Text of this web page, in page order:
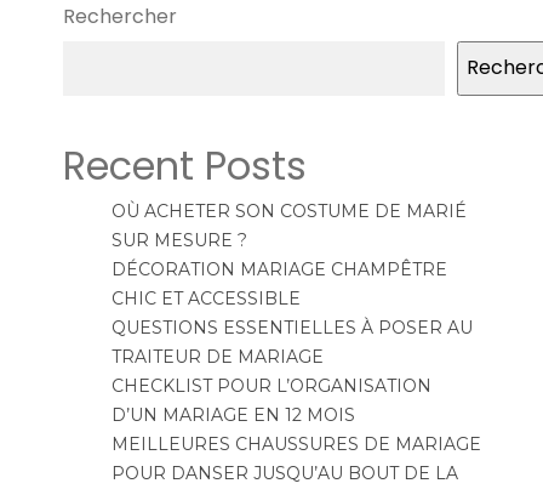
Rechercher
Recent Posts
OÙ ACHETER SON COSTUME DE MARIÉ
SUR MESURE ?
DÉCORATION MARIAGE CHAMPÊTRE
CHIC ET ACCESSIBLE
QUESTIONS ESSENTIELLES À POSER AU
TRAITEUR DE MARIAGE
CHECKLIST POUR L’ORGANISATION
D’UN MARIAGE EN 12 MOIS
MEILLEURES CHAUSSURES DE MARIAGE
POUR DANSER JUSQU’AU BOUT DE LA